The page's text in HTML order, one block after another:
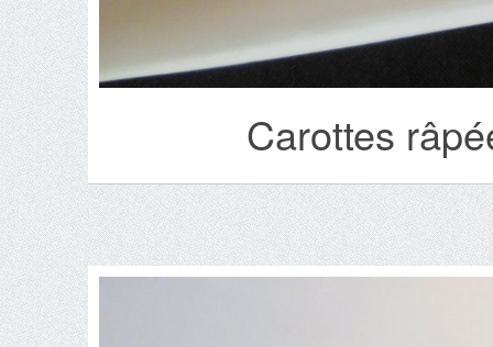
Carottes